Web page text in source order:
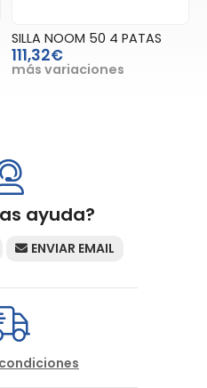
SILLA NOOM 50 4 PATAS
111,32€
más variaciones
ayuda?
ENVIAR EMAIL